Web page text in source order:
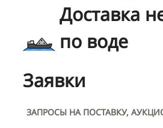
Доставка
по воде
Заявки
ЗАПРОСЫ НА ПОСТАВКУ,